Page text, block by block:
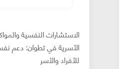
الاستشارات النفسية
الأسرية في تطوان: دعم
للأفراد والأسر